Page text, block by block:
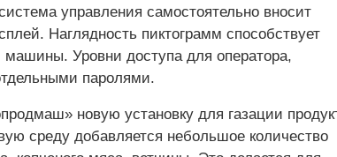
управления самостоятельно вносит
Наглядность пиктограмм способствует
Уровни доступа для оператора,
паролями.
новую установку для газации
среду добавляется небольшое количество